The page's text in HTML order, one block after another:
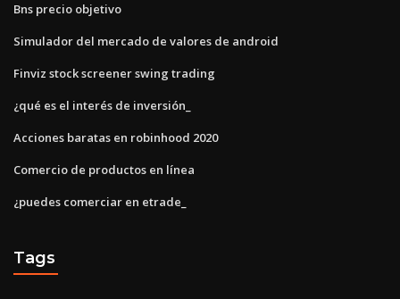
Bns precio objetivo
Simulador del mercado de valores de android
Finviz stock screener swing trading
¿qué es el interés de inversión_
Acciones baratas en robinhood 2020
Comercio de productos en línea
¿puedes comerciar en etrade_
Tags